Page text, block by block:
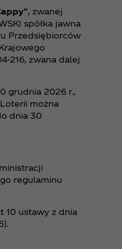
, zwanej
spółka jawna
Przedsiębiorców
216, zwana dalej
grudnia 2026 r.,
można
dnia 30
regulaminu
10 ustawy z dnia